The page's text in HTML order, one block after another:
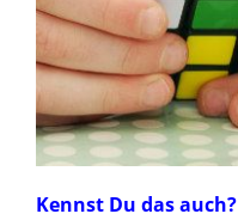
Kennst Du das auch?